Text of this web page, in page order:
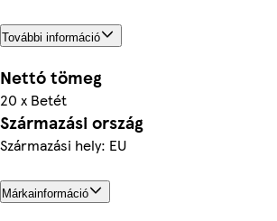
További információ
Nettó tömeg
20 x Betét
Származási ország
Származási hely: EU
Márkainformáció